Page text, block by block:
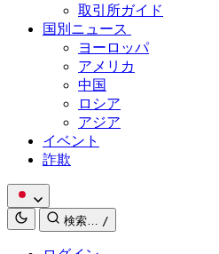
取引所ガイド
国別ニュース
ヨーロッパ
アメリカ
中国
ロシア
アジア
イベント
詐欺
検索… /